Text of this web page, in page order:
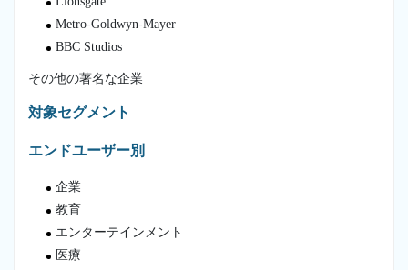
Metro-Goldwyn-Mayer
BBC Studios
その他の著名な企業
対象セグメント
エンドユーザー別
企業
教育
エンターテインメント
医療